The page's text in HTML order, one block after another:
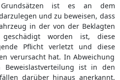
ist es an dem
und zu beweisen, dass
in der von der Beklagten
geschädigt worden ist, diese
Pflicht verletzt und diese
verursacht hat. In Abweichung
Beweislastverteilung ist in den
darüber hinaus anerkannt,